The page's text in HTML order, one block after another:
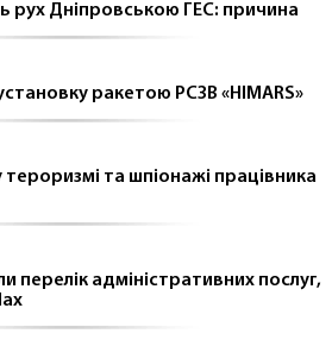
рух Дніпровською ГЕС: причина
ракетою РСЗВ «HIMARS»
та шпіонажі працівника
перелік адміністративних послуг,